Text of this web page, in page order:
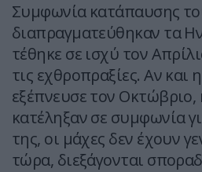
Συμφωνία κατάπαυσης
διαπραγματεύθηκαν τα
τέθηκε σε ισχύ τον
τις εχθροπραξίες. Αν και
εξέπνευσε τον
κατέληξαν σε συμφωνία
της, οι μάχες δεν έχουν
τώρα, διεξάγονται